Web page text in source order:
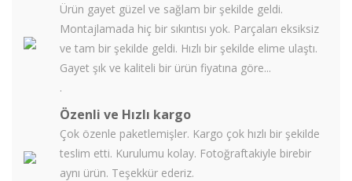
Ürün gayet güzel ve sağlam bir şekilde geldi.
Montajlamada hiç bir sıkıntısı yok. Parçaları eksiksiz
ve tam bir şekilde geldi. Hızlı bir şekilde elime ulaştı.
Gayet şık ve kaliteli bir ürün fiyatına göre...
.
Özenli ve Hızlı kargo
Çok özenle paketlemişler. Kargo çok hızlı bir şekilde
teslim etti. Kurulumu kolay. Fotoğraftakiyle birebir
aynı ürün. Teşekkür ederiz.